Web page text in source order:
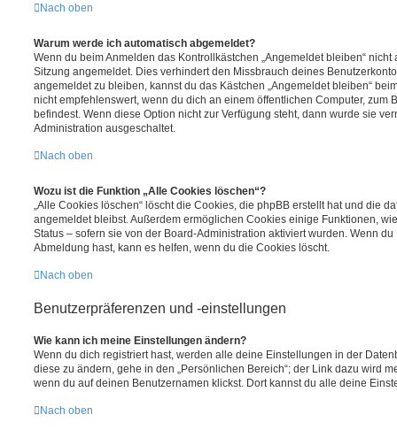
Nach oben
Warum werde ich automatisch abgemeldet?
Wenn du beim Anmelden das Kontrollkästchen „Angemeldet bleiben“
Sitzung angemeldet. Dies verhindert den Missbrauch deines
angemeldet zu bleiben, kannst du das Kästchen „Angemeldet bleiben“
nicht empfehlenswert, wenn du dich an einem öffentlichen Computer, zum
befindest. Wenn diese Option nicht zur Verfügung steht, dann wurde sie
Administration ausgeschaltet.
Nach oben
Wozu ist die Funktion „Alle Cookies löschen“?
„Alle Cookies löschen“ löscht die Cookies, die phpBB erstellt hat und die
angemeldet bleibst. Außerdem ermöglichen Cookies einige Funktionen,
Status – sofern sie von der Board-Administration aktiviert wurden. Wenn
Abmeldung hast, kann es helfen, wenn du die Cookies löscht.
Nach oben
Benutzerpräferenzen und -einstellungen
Wie kann ich meine Einstellungen ändern?
Wenn du dich registriert hast, werden alle deine Einstellungen in der
diese zu ändern, gehe in den „Persönlichen Bereich“; der Link dazu wird
wenn du auf deinen Benutzernamen klickst. Dort kannst du alle deine
Nach oben